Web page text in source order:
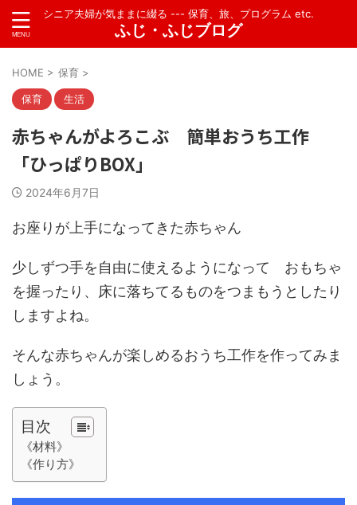
シニア夫婦が気ままに綴る --- 保育、旅、プログラム etc.
ふじ・ふじブログ
HOME > 保育 >
保育 生活
赤ちゃんがよろこぶ 簡単おうち工作
「ひっぱりBOX」
2024年6月7日
お座りが上手になってきた赤ちゃん
少しずつ手を自由に使えるようになって おもちゃ
を握ったり、床に落ちてるものをつまもうとしたり
しますよね。
そんな赤ちゃんが楽しめるおうち工作を作ってみま
しょう。
目次
《材料》
《作り方》